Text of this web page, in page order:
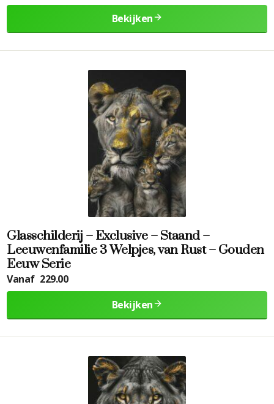
Bekijken
Glasschilderij – Exclusive – Staand –
Leeuwenfamilie 3 Welpjes, van Rust – Gouden
Eeuw Serie
Vanaf 229.00
Bekijken